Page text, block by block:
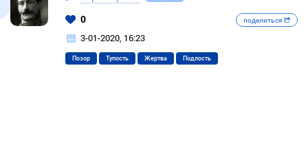
0 поделиться
3-01-2020, 16:23
Позор Тупость Жертва Подлость